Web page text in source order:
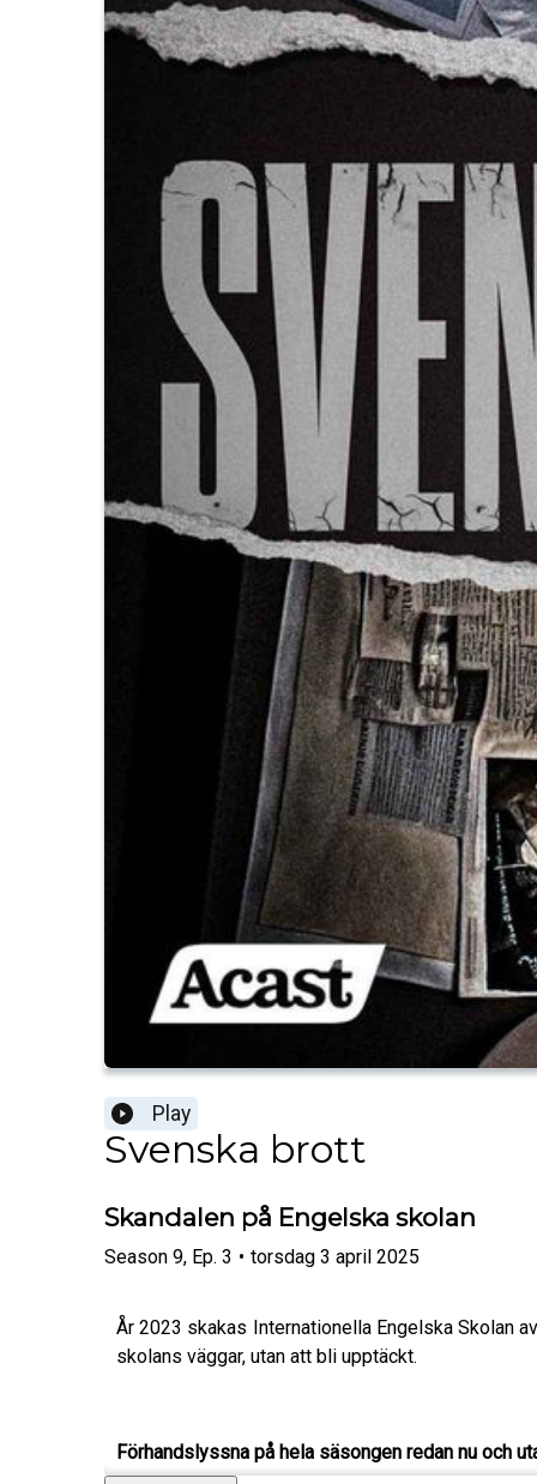
Play
Svenska brott
Skandalen på Engelska skolan
Season 9, Ep. 3 • torsdag 3 april 2025
År 2023 skakas Internationella Engelska Skolan
skolans väggar, utan att bli upptäckt.
Förhandslyssna på hela säsongen redan nu och